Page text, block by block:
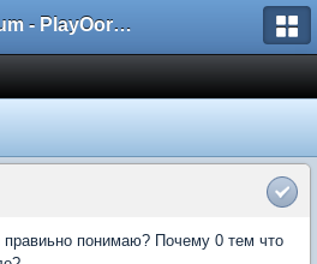
Forum - PlayOorbis.net
понимаю? Почему 0 тем что